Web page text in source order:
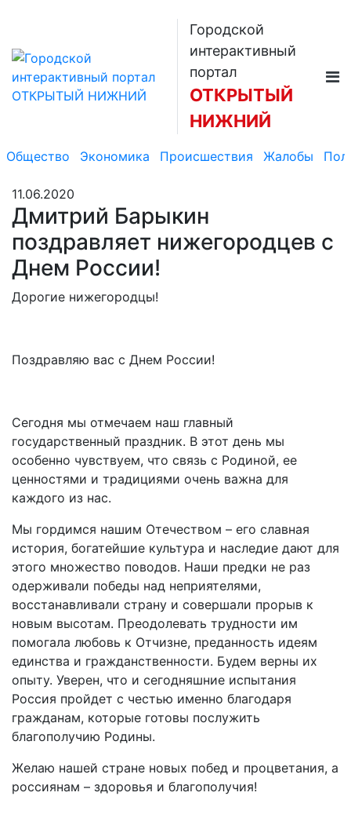
Городской
интерактивный
портал
ОТКРЫТЫЙ
НИЖНИЙ
Общество Экономика Происшествия Жалобы
11.06.2020
Дмитрий Барыкин
поздравляет нижегородцев с
Днем России!
Дорогие нижегородцы!
Поздравляю вас с Днем России!
Сегодня мы отмечаем наш главный
государственный праздник. В этот день мы
особенно чувствуем, что связь с Родиной, ее
ценностями и традициями очень важна для
каждого из нас.
Мы гордимся нашим Отечеством – его славная
история, богатейшие культура и наследие дают для
этого множество поводов. Наши предки не раз
одерживали победы над неприятелями,
восстанавливали страну и совершали прорыв к
новым высотам. Преодолевать трудности им
помогала любовь к Отчизне, преданность идеям
единства и гражданственности. Будем верны их
опыту. Уверен, что и сегодняшние испытания
Россия пройдет с честью именно благодаря
гражданам, которые готовы послужить
благополучию Родины.
Желаю нашей стране новых побед и процветания, а
россиянам – здоровья и благополучия!